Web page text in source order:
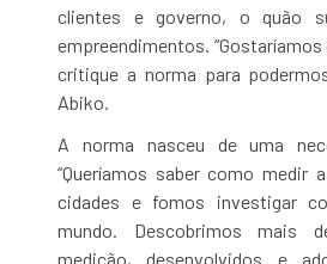
clientes e governo, o quão
empreendimentos.
critique a norma para
Abiko.
A norma nasceu de uma
“Queríamos saber como medir
cidades e fomos investigar
mundo. Descobrimos mais
medição, desenvolvidos e